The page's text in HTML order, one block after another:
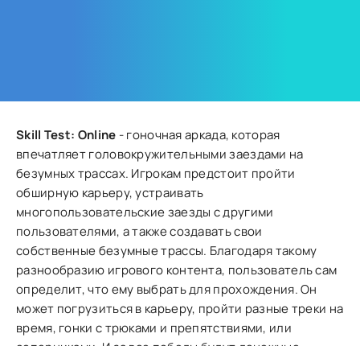
Skill Test: Online - гоночная аркада, которая
впечатляет головокружительными заездами на
безумных трассах. Игрокам предстоит пройти
обширную карьеру, устраивать
многопользовательские заезды с другими
пользователями, а также создавать свои
собственные безумные трассы. Благодаря такому
разнообразию игрового контента, пользователь сам
определит, что ему выбрать для прохождения. Он
может погрузиться в карьеру, пройти разные треки на
время, гонки с трюками и препятствиями, или